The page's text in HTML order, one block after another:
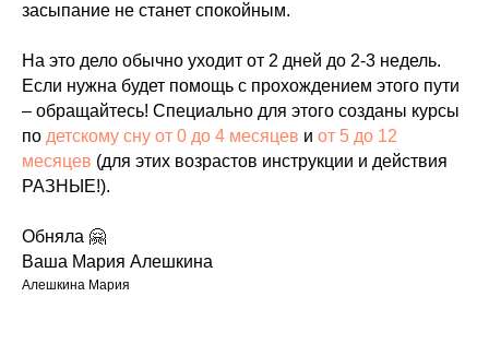
засыпание не станет спокойным.
На это дело обычно уходит от 2 дней до 2-3 недель.
Если нужна будет помощь с прохождением этого пути
– обращайтесь! Специально для этого созданы курсы
по детскому сну от 0 до 4 месяцев и от 5 до 12
месяцев (для этих возрастов инструкции и действия
РАЗНЫЕ!).
Обняла 🤗
Ваша Мария Алешкина
Алешкина Мария